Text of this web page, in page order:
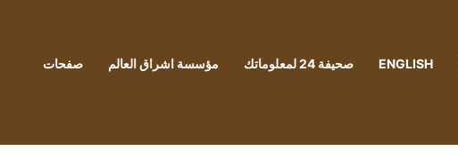
ENGLISH صحيفة 24 لمعلوماتك مؤسسة اشراق العالم صفحات